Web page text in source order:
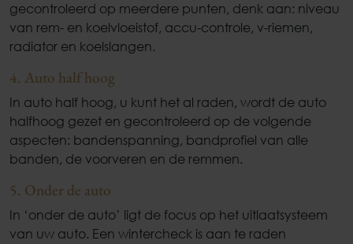
gecontroleerd op meerdere punten, denk aan: niveau
van rem- en koelvloeistof, accu-controle, v-riemen,
radiator en koelslangen.
4. Auto half hoog
In auto half hoog, u kunt het al raden, wordt de auto
halfhoog gezet en gecontroleerd op de volgende
aspecten: bandenspanning, bandprofiel van alle
banden, de voorveren en de remmen.
5. Onder de auto
In ‘onder de auto’ ligt de focus op het uitlaatsysteem
van uw auto. Een wintercheck is aan te raden